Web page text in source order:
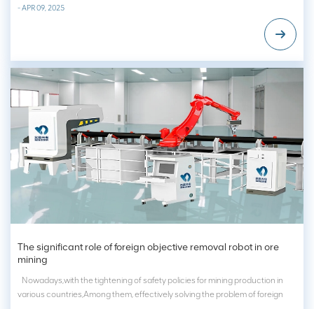
- APR 09, 2025
The significant role of foreign objective removal robot in ore
mining
Nowadays,with the tightening of safety policies for mining production in
various countries,Among them, effectively solving the problem of foreign